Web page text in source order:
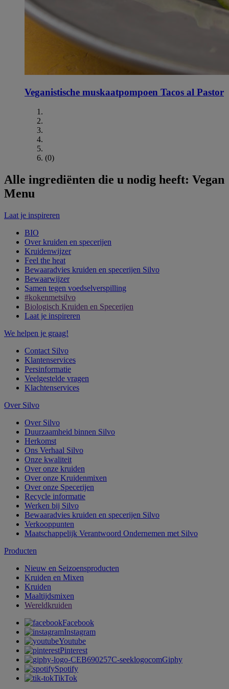
Veganistische muskaatpompoen Tacos al Pastor
(0)
Alle ingrediënten die u nodig heeft: Vegan
Menu
Laat je inspireren
BIO
Over kruiden en specerijen
Kruidenwijzer
Feel the heat
Bewaaradvies kruiden en specerijen Silvo
Bewaarwijzer
Samen tegen voedselverspilling
#kokenmetsilvo
Biologisch Kruiden en Specerijen
Laat je inspireren
We helpen je graag!
Contact Silvo
Klantenservices
Persinformatie
Veelgestelde vragen
Klachtenservices
Over Silvo
Over Silvo
Duurzaamheid binnen Silvo
Herkomst
Ons Verhaal Silvo
Onze kwaliteit
Over onze kruiden
Over onze Kruidenmixen
Over onze Specerijen
Recycle informatie
Werken bij Silvo
Bewaaradvies kruiden en specerijen Silvo
Verkooppunten
Maatschappelijk Verantwoord Ondernemen met Silvo
Producten
Nieuw en Seizoensproducten
Kruiden en Mixen
Kruiden
Maaltijdsmixen
Wereldkruiden
Facebook
Instagram
Youtube
Pinterest
Giphy
Spotify
TikTok